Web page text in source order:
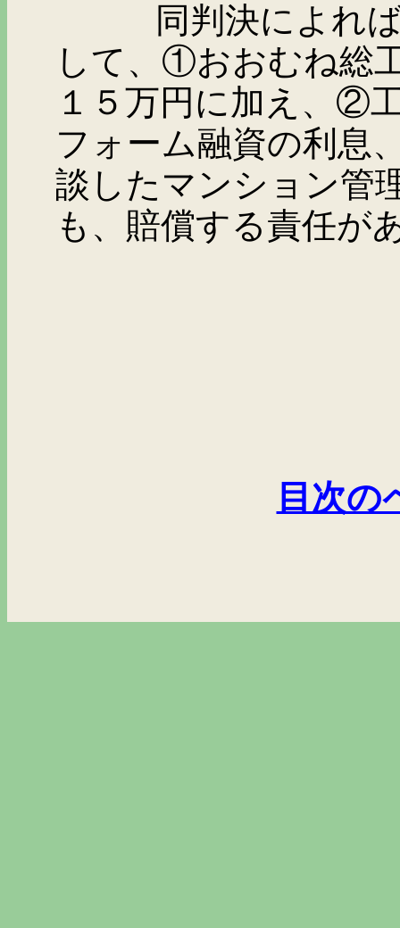
同判決によれば、
して、①おおむね総
１５万円に加え、②
フォーム融資の利息
談したマンション管
も、賠償する責任が
目次の